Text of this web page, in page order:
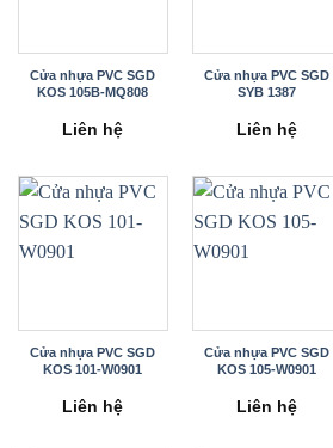
Cửa nhựa PVC SGD
KOS 105B-MQ808
Liên hệ
Cửa nhựa PVC SGD
SYB 1387
Liên hệ
Cửa nhựa PVC SGD
KOS 101-W0901
Liên hệ
Cửa nhựa PVC SGD
KOS 105-W0901
Liên hệ